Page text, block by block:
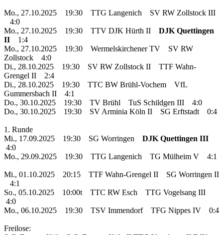
Mo., 27.10.2025 19:30 TTG Langenich SV RW Zollstock III
4:0
Mo., 27.10.2025 19:30 TTV DJK Hürth II
DJK Quettingen
II
1:4
Mo., 27.10.2025 19:30 Wermelskirchener TV SV RW
Zollstock 4:0
Di., 28.10.2025 19:30 SV RW Zollstock II TTF Wahn-
Grengel II 2:4
Di., 28.10.2025 19:30 TTC BW Brühl-Vochem VfL
Gummersbach II 4:1
Do., 30.10.2025 19:30 TV Brühl TuS Schildgen III 4:0
Do., 30.10.2025 19:30 SV Arminia Köln II SG Erftstadt 0:4
1. Runde
Mi., 17.09.2025 19:30 SG Worringen DJK Quettingen III
4:0
Mo., 29.09.2025 19:30 TTG Langenich TG Mülheim V 4:1
Mi., 01.10.2025 20:15 TTF Wahn-Grengel II SG Worringen II
4:1
So., 05.10.2025 10:00t TTC RW Esch TTG Vogelsang III
4:0
Mo., 06.10.2025 19:30 TSV Immendorf TFG Nippes IV 0:4
Freilose: